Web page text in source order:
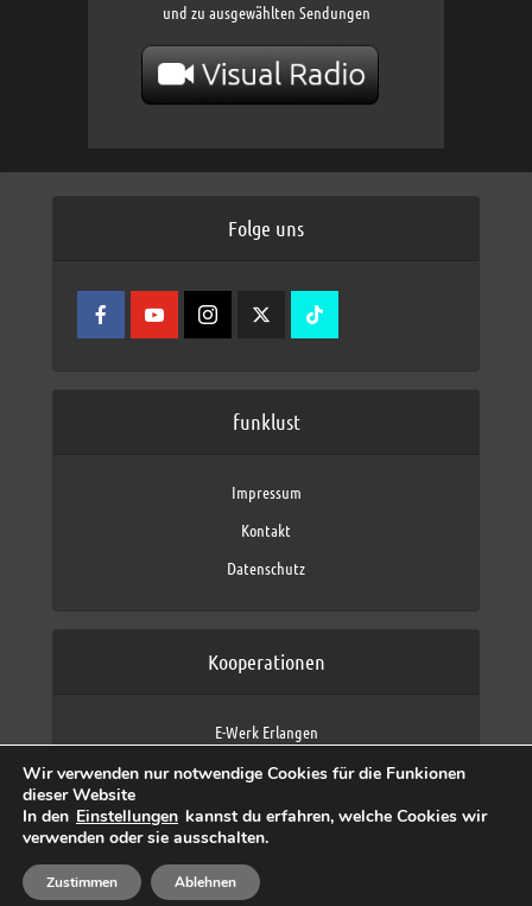
und zu ausgewählten Sendungen
Folge uns
funklust
Impressum
Kontakt
Datenschutz
Kooperationen
E-Werk Erlangen
Fraunhofer IIS
max neo (AFK max)
Copyright © 2026 by funklust, FAU
Wir verwenden nur notwendige Cookies für die Funkionen
dieser Website
In den Einstellungen kannst du erfahren, welche Cookies wir
verwenden oder sie ausschalten.
Zustimmen Ablehnen